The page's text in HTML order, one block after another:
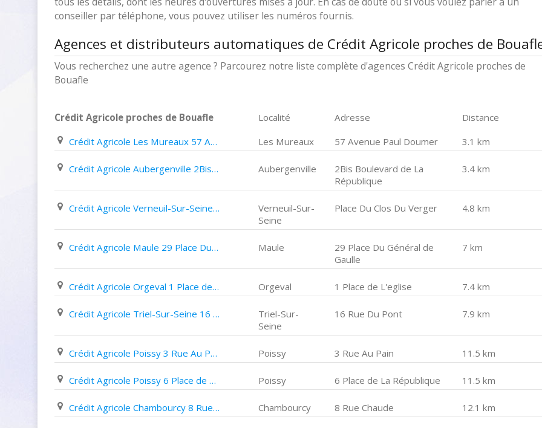
conseiller par téléphone, vous pouvez utiliser les numéros fournis.
Agences et distributeurs automatiques de Crédit Agricole proches de
Vous recherchez une autre agence ? Parcourez notre liste complète d'agences Crédit Agricole proches de
Bouafle
Crédit Agricole proches de Bouafle Localité Adresse
Distance
Crédit Agricole Les Mureaux 57 Avenue Paul Doumer
Les Mureaux 57 Avenue Paul Doumer 3.1 km
Crédit Agricole Aubergenville 2Bis Boulevard de La République Aubergenville
2Bis Boulevard de La
République
3.4 km
Crédit Agricole Verneuil-Sur-Seine Place Du Clos Du Verger
Verneuil-Sur-
Seine
Place Du Clos Du Verger 4.8 km
Crédit Agricole Maule 29 Place Du Général de Gaulle Maule
29 Place Du Général de
Gaulle
7 km
Crédit Agricole Orgeval 1 Place de L'eglise Orgeval 1 Place de L'eglise 7.4 km
Crédit Agricole Triel-Sur-Seine 16 Rue Du Pont
Triel-Sur-
Seine
16 Rue Du Pont 7.9 km
Crédit Agricole Poissy 3 Rue Au Pain Poissy 3 Rue Au Pain 11.5 km
Crédit Agricole Poissy 6 Place de La République Poissy 6 Place de La République 11.5 km
Crédit Agricole Chambourcy 8 Rue Chaude Chambourcy 8 Rue Chaude 12.1 km